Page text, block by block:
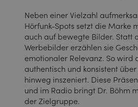
Neben einer Vielzahl
Hörfunk-Spots setzt die Marke
auch auf bewegte Bilder. Statt
Werbebilder erzählen sie
emotionaler Relevanz. So wird
authentisch und konsistent
hinweg inszeniert. Diese
und im Radio bringt Dr. Böhm
der Zielgruppe.